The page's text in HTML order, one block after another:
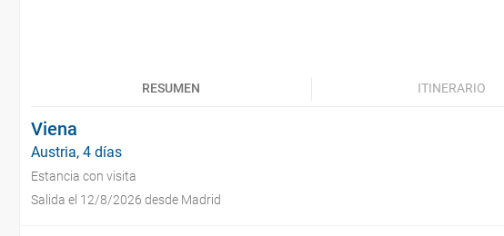
RESUMEN ITINERARIO
Viena
Austria, 4 días
Estancia con visita
Salida el 12/8/2026 desde Madrid